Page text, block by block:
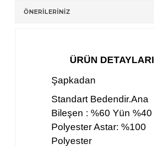
ÖNERİLERİNİZ
ÜRÜN DETAYLARI
Şapkadan
Standart Bedendir.Ana
Bileşen : %60 Yün %40
Polyester Astar: %100
Polyester